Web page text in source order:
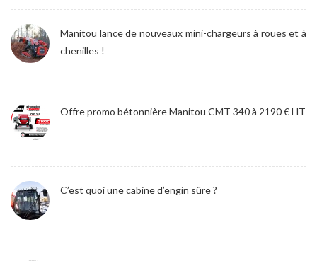
Manitou lance de nouveaux mini-chargeurs à roues et à
chenilles !
Offre promo bétonnière Manitou CMT 340 à 2190 € HT
C’est quoi une cabine d’engin sûre ?